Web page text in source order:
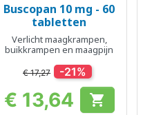
Snel bekijken
Buscopan 10 mg - 60
tabletten
Verlicht maagkrampen,
buikkrampen en maagpijn
€ 17,27 -21%
Prijs
€ 13,64 